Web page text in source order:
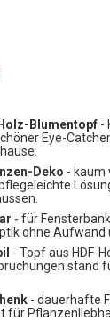
Blumentopf -
Eye-
Deko - kaum
- für
ohne Aufwand
- Topf aus HDF-
stand
- dauerhafte
für